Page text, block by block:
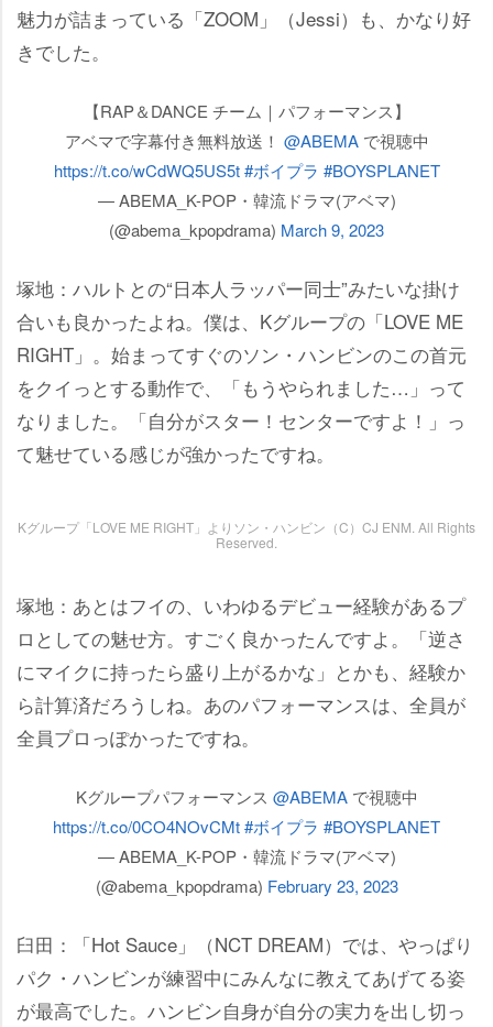
魅力が詰まっている「ZOOM」（Jessi）も、かなり好
きでした。
【RAP＆DANCE チーム｜パフォーマンス】
アベマで字幕付き無料放送！ @ABEMAで視聴中
https://t.co/wCdWQ5US5t #ボイプラ #BOYSPLANET
— ABEMA_K-POP・韓流ドラマ(アベマ)
(@abema_kpopdrama) March 9, 2023
塚地：ハルトとの“日本人ラッパー同士”みたいな掛け
合いも良かったよね。僕は、Kグループの「LOVE ME
RIGHT」。始まってすぐのソン・ハンビンのこの首元
をクイっとする動作で、「もうやられました…」って
なりました。「自分がスター！センターですよ！」っ
て魅せている感じが強かったですね。
Kグループ「LOVE ME RIGHT」よりソン・ハンビン（C）CJ ENM. All Rights
Reserved.
塚地：あとはフイの、いわゆるデビュー経験があるプ
ロとしての魅せ方。すごく良かったんですよ。「逆さ
にマイクに持ったら盛り上がるかな」とかも、経験か
ら計算済だろうしね。あのパフォーマンスは、全員が
全員プロっぽかったですね。
Kグループパフォーマンス @ABEMAで視聴中
https://t.co/0CO4NOvCMt#ボイプラ #BOYSPLANET
— ABEMA_K-POP・韓流ドラマ(アベマ)
(@abema_kpopdrama) February 23, 2023
臼田：「Hot Sauce」（NCT DREAM）では、やっぱり
パク・ハンビンが練習中にみんなに教えてあげてる姿
が最高でした。ハンビン自身が自分の実力を出し切っ